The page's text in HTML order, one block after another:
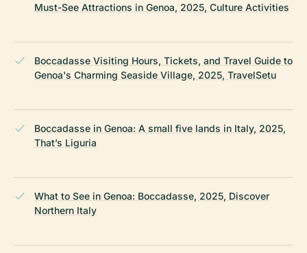
Must-See Attractions in Genoa, 2025, Culture Activities
Boccadasse Visiting Hours, Tickets, and Travel Guide to
Genoa's Charming Seaside Village, 2025, TravelSetu
Boccadasse in Genoa: A small five lands in Italy, 2025,
That’s Liguria
What to See in Genoa: Boccadasse, 2025, Discover
Northern Italy